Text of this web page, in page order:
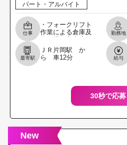
パート・アルバイト
仕事
・フォークリフト
作業による倉庫及
業 ・ラップ巻 ※男
女ともに活躍でき
るお仕事です。 ※
勤務地
最寄駅
ＪＲ片岡駅 か
ら 車12分
給与
30秒で応募
New